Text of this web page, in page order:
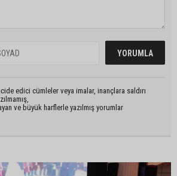
edici cümleler veya imalar, inançlara saldırı
ve büyük harflerle yazılmış yorumlar